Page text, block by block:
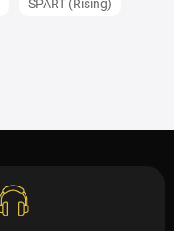
SPART (Rising)